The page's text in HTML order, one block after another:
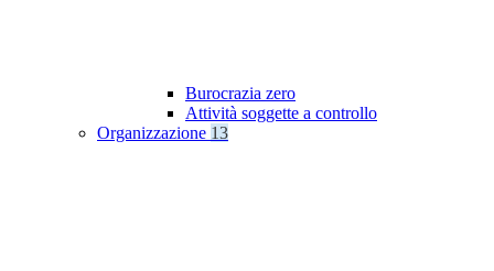
Burocrazia zero
Attività soggette a controllo
Organizzazione 13